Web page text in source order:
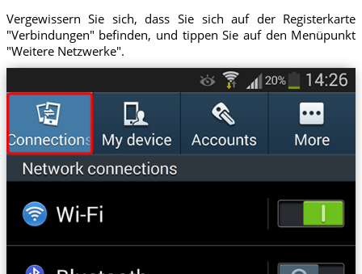
Vergewissern Sie sich, dass Sie sich auf der Registerkarte
"Verbindungen" befinden, und tippen Sie auf den Menüpunkt
"Weitere Netzwerke".